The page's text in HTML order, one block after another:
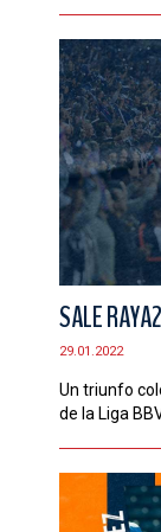
SALE
29.01.2022
Un triunfo
de la Liga